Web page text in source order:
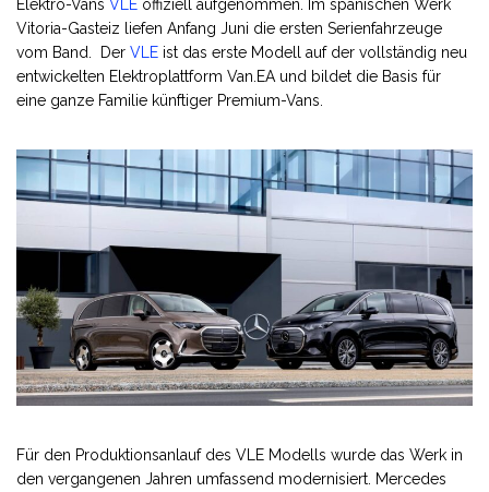
Elektro-Vans VLE offiziell aufgenommen. Im spanischen Werk
Vitoria-Gasteiz liefen Anfang Juni die ersten Serienfahrzeuge
vom Band. Der VLE ist das erste Modell auf der vollständig neu
entwickelten Elektroplattform Van.EA und bildet die Basis für
eine ganze Familie künftiger Premium-Vans.
Für den Produktionsanlauf des VLE Modells wurde das Werk in
den vergangenen Jahren umfassend modernisiert. Mercedes